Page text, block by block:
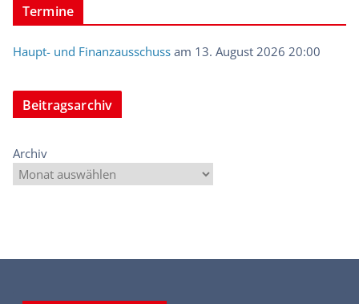
Termine
Haupt- und Finanzausschuss am 13. August 2026 20:00
Beitragsarchiv
Archiv